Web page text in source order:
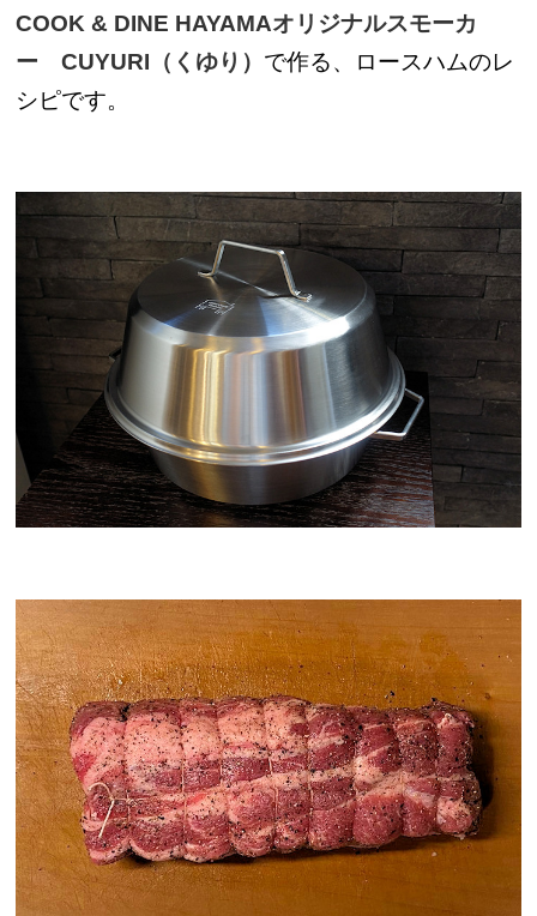
COOK & DINE HAYAMAオリジナルスモーカ
ー CUYURI（くゆり） で作る、ロースハムのレ
シピです。